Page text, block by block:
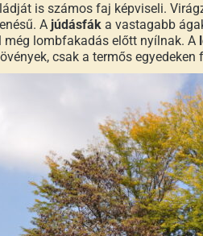
is számos faj képviseli.
A júdásfák a vastagabb
lombfakadás előtt nyílnak. A
csak a termős